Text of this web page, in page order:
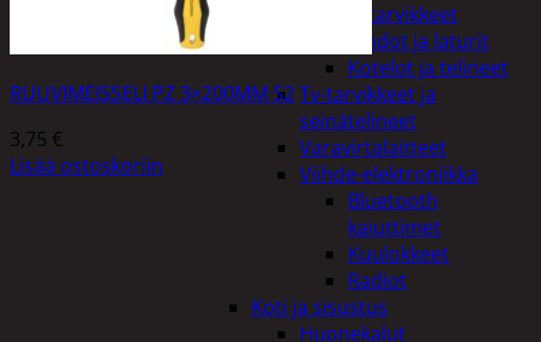
Puhelintarvikkeet
Johdot ja laturit
Kotelot ja telineet
Tv-tarvikkeet ja
seinätelineet
Varavirtalaitteet
Viihde-elektroniikka
Bluetooth
kaiuttimet
Kuulokkeet
Radiot
Koti ja sisustus
Huonekalut
RUUVIMEISSELI PZ 3×200MM S2
3,75 €
Lisää ostoskoriin